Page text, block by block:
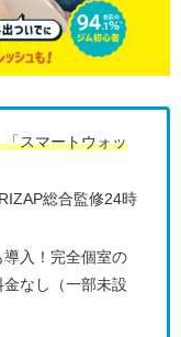
スマートウォッ
総合監修24時
入！完全個室の
なし（一部未設